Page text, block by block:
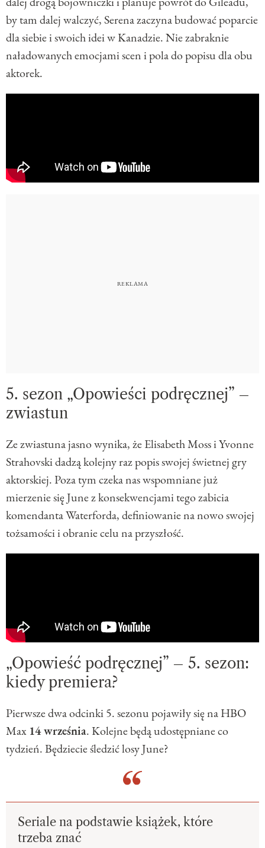
by tam dalej walczyć, Serena zaczyna budować poparcie
dla siebie i swoich idei w Kanadzie. Nie zabraknie
naładowanych emocjami scen i pola do popisu dla obu
aktorek.
5. sezon „Opowieści podręcznej” –
zwiastun
Ze zwiastuna jasno wynika, że Elisabeth Moss i Yvonne
Strahovski dadzą kolejny raz popis swojej świetnej gry
aktorskiej. Poza tym czeka nas wspomniane już
mierzenie się June z konsekwencjami tego zabicia
komendanta Waterforda, definiowanie na nowo swojej
tożsamości i obranie celu na przyszłość.
„Opowieść podręcznej” – 5. sezon:
kiedy premiera?
Pierwsze dwa odcinki 5. sezonu pojawiły się na HBO
Max 14 września. Kolejne będą udostępniane co
tydzień. Będziecie śledzić losy June?
Seriale na podstawie książek, które
trzeba znać